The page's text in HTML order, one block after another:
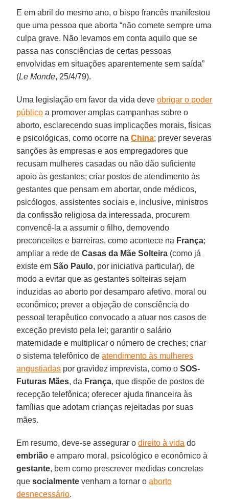
E em abril do mesmo ano, o bispo francês manifestou
que uma pessoa que aborta “não comete sempre uma
culpa grave. Não levamos em conta aquilo que se
passa nas consciências de certas pessoas
envolvidas em situações aparentemente sem saída”
(Le Monde, 25/4/79).
Uma legislação em favor da vida deveobrigar o poder
público a promover amplas campanhas sobre o
aborto, esclarecendo suas implicações morais, físicas
e psicológicas, como ocorre naChina; prever severas
sanções às empresas e aos empregadores que
recusam mulheres casadas ou não dão suficiente
apoio às gestantes; criar postos de atendimento às
gestantes que pensam em abortar, onde médicos,
psicólogos, assistentes sociais e, inclusive, ministros
da confissão religiosa da interessada, procurem
convencê-la a assumir o filho, demovendo
preconceitos e barreiras, como acontece na França;
ampliar a rede deCasas da Mãe Solteira (como já
existe emSão Paulo, por iniciativa particular), de
modo a evitar que as gestantes solteiras sejam
induzidas ao aborto por desamparo afetivo, moral ou
econômico; prever a objeção de consciência do
pessoal terapêutico convocado a atuar nos casos de
exceção previsto pela lei; garantir o salário
maternidade e multiplicar o número de creches; criar
o sistema telefônico deatendimento às mulheres
angustiadas por gravidez imprevista, como oSOS-
Futuras Mães, da França, que dispõe de postos de
recepção telefônica; oferecer ajuda financeira às
famílias que adotam crianças rejeitadas por suas
mães.
Em resumo, deve-se assegurar odireito à vida do
embrião e amparo moral, psicológico e econômico à
gestante, bem como prescrever medidas concretas
quesocialmente venham a tornar oaborto
desnecessário.